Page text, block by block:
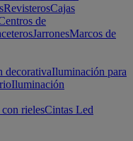
RevisterosCajas
de
JarronesMarcos de
decorativaIluminación para
Iluminación
rielesCintas Led